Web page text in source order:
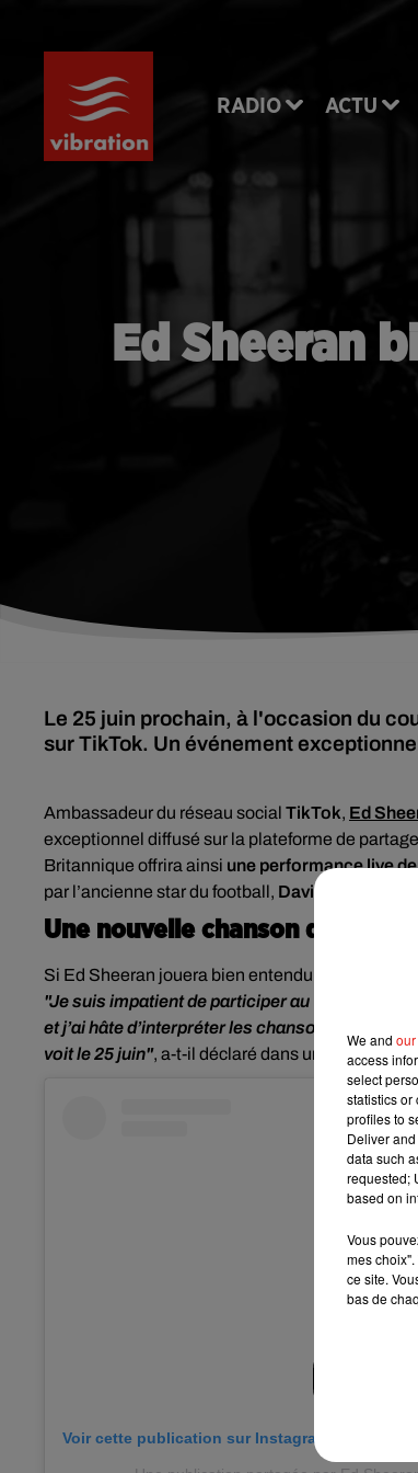
RADIO ACTU
Ed Sheeran
Le 25 juin prochain, à l'occasion du
sur TikTok. Un événement
Ambassadeur du réseau social TikTok, Ed
exceptionnel diffusé sur la plateforme de
Britannique offrira ainsi une performance live
par l’ancienne star du football, David Beckham
Une nouvelle chanson dévoilée
Si Ed Sheeran jouera bien entendu ses anciens
"Je suis impatient de participer au ‘TikTok
et j’ai hâte d’interpréter les chansons
voit le 25 juin", a-t-il déclaré dans un
Voir cette publication sur Instagram
We and
access
select
statistics or
profiles to
Deliver
data such
requested;
based on
Vous
mes
ce site.
bas de